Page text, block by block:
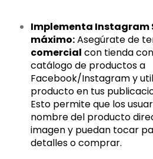
Implementa Instagram
máximo:Asegúrate de
comercial con tienda
catálogo de productos a
Facebook/Instagram y
producto en tus
Esto permite que los
nombre del producto
imagen y puedan tocar
detalles o comprar.